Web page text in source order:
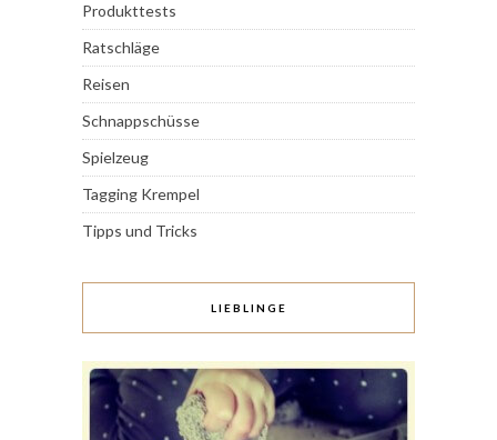
Produkttests
Ratschläge
Reisen
Schnappschüsse
Spielzeug
Tagging Krempel
Tipps und Tricks
LIEBLINGE